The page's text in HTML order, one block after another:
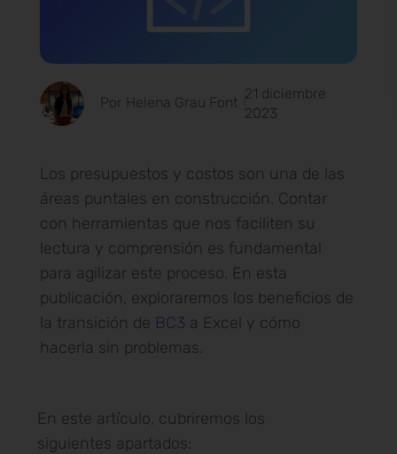
Por Helena Grau Font
21 diciembre
2023
Los presupuestos y costos son una de las
áreas puntales en construcción. Contar
con herramientas que nos faciliten su
lectura y comprensión es fundamental
para agilizar este proceso. En esta
publicación, exploraremos los beneficios de
la transición de BC3 a Excel y cómo
hacerla sin problemas.
En este artículo, cubriremos los
siguientes apartados: